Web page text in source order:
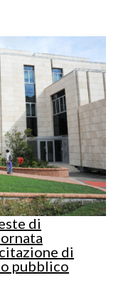
di
di
pubblico